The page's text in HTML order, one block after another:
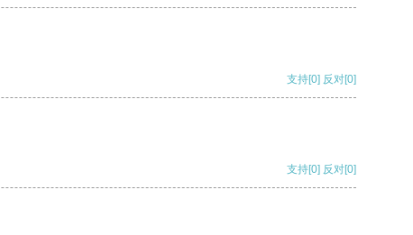
支持[0] 反对[0]
支持[0] 反对[0]